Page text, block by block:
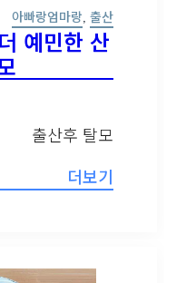
아빠랑엄마랑,출산
예민한
출산후 탈모
더보기
식들!
받아보세요!